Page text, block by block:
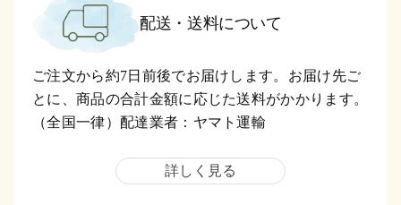
配送・送料について
ご注文から約7日前後でお届けします。お届け先ご
とに、商品の合計金額に応じた送料がかかります。
（全国一律）配達業者：ヤマト運輸
詳しく見る